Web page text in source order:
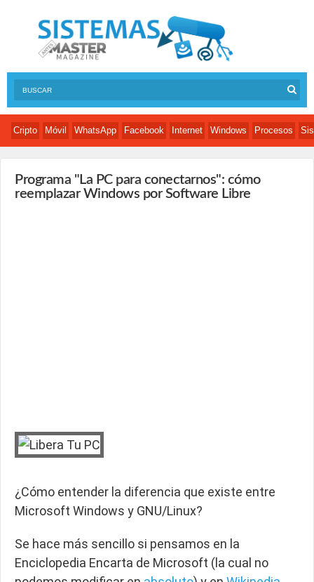
Cripto Móvil WhatsApp Facebook Internet Windows Procesos
Programa "La PC para conectarnos": cómo
reemplazar Windows por Software Libre
¿Cómo entender la diferencia que existe entre
Microsoft Windows y GNU/Linux?
Se hace más sencillo si pensamos en la
Enciclopedia Encarta de Microsoft (la cual no